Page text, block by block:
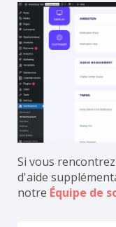
Si vous
d'aide
notre Équipe de